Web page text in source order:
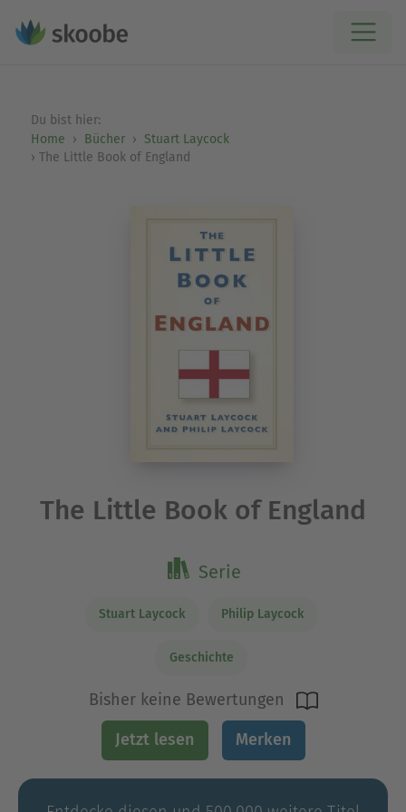
Du bist hier:
Home
Bücher
Stuart Laycock
The Little Book of England
The Little Book of England
Serie
Stuart Laycock Philip Laycock
Geschichte
Bisher keine Bewertungen
Jetzt lesen Merken